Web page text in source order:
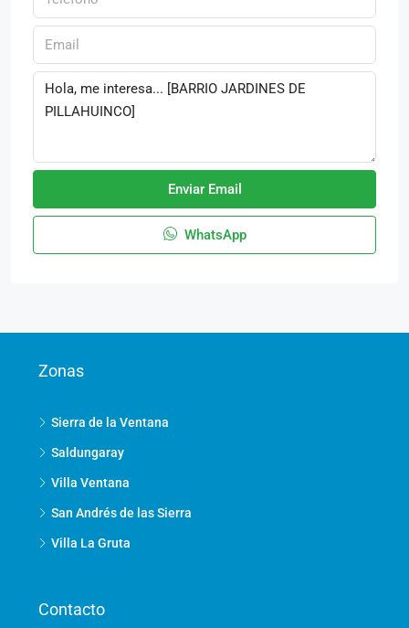
Enviar Email
WhatsApp
Zonas
Sierra de la Ventana
Saldungaray
Villa Ventana
San Andrés de las Sierra
Villa La Gruta
Contacto